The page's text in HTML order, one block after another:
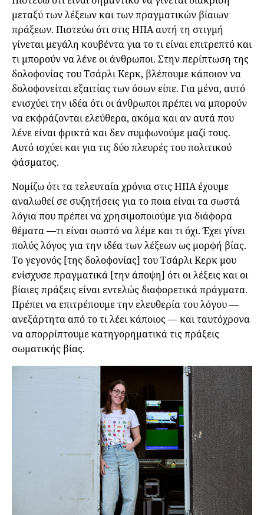
μεταξύ των λέξεων και των πραγματικών βίαιων
πράξεων. Πιστεύω ότι στις ΗΠΑ αυτή τη στιγμή
γίνεται μεγάλη κουβέντα για το τι είναι επιτρεπτό και
τι μπορούν να λένε οι άνθρωποι. Στην περίπτωση της
δολοφονίας του Τσάρλι Κερκ, βλέπουμε κάποιον να
δολοφονείται εξαιτίας των όσων είπε. Για μένα, αυτό
ενισχύει την ιδέα ότι οι άνθρωποι πρέπει να μπορούν
να εκφράζονται ελεύθερα, ακόμα και αν αυτά που
λένε είναι φρικτά και δεν συμφωνούμε μαζί τους.
Αυτό ισχύει και για τις δύο πλευρές του πολιτικού
φάσματος.
Νομίζω ότι τα τελευταία χρόνια στις ΗΠΑ έχουμε
αναλωθεί σε συζητήσεις για το ποια είναι τα σωστά
λόγια που πρέπει να χρησιμοποιούμε για διάφορα
θέματα —τι είναι σωστό να λέμε και τι όχι. Έχει γίνει
πολύς λόγος για την ιδέα των λέξεων ως μορφή βίας.
Το γεγονός [της δολοφονίας] του Τσάρλι Κερκ μου
ενίσχυσε πραγματικά [την άποψη] ότι οι λέξεις και οι
βίαιες πράξεις είναι εντελώς διαφορετικά πράγματα.
Πρέπει να επιτρέπουμε την ελευθερία του λόγου —
ανεξάρτητα από το τι λέει κάποιος — και ταυτόχρονα
να απορρίπτουμε κατηγορηματικά τις πράξεις
σωματικής βίας.